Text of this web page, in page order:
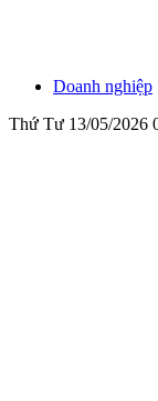
Doanh nghiệp
Thứ Tư 13/05/2026